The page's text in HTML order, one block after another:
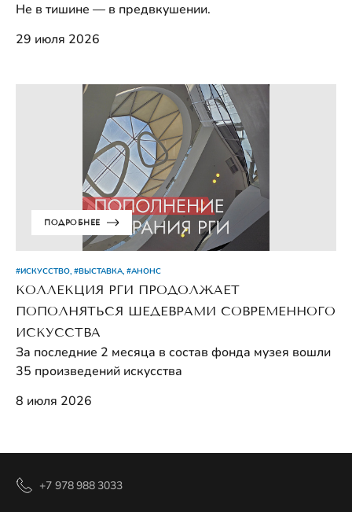
Не в тишине — в предвкушении.
29 июля 2026
ПОДРОБНЕЕ
#ИСКУССТВО, #ВЫСТАВКА, #АНОНС
КОЛЛЕКЦИЯ РГИ ПРОДОЛЖАЕТ
ПОПОЛНЯТЬСЯ ШЕДЕВРАМИ СОВРЕМЕННОГО
ИСКУССТВА
За последние 2 месяца в состав фонда музея вошли
35 произведений искусства
8 июля 2026
+7 978 988 3033